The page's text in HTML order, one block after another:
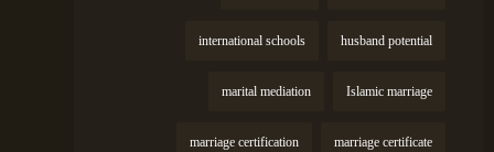
husband potential
international schools
Islamic marriage
marital mediation
marriage certificate
marriage certification